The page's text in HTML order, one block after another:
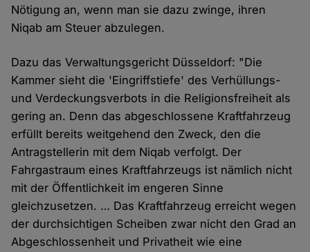
Nötigung an, wenn man sie dazu zwinge, ihren
Niqab am Steuer abzulegen.
Dazu das Verwaltungsgericht Düsseldorf: "Die
Kammer sieht die 'Eingriffstiefe' des Verhüllungs-
und Verdeckungsverbots in die Religionsfreiheit als
gering an. Denn das abgeschlossene Kraftfahrzeug
erfüllt bereits weitgehend den Zweck, den die
Antragstellerin mit dem Niqab verfolgt. Der
Fahrgastraum eines Kraftfahrzeugs ist nämlich nicht
mit der Öffentlichkeit im engeren Sinne
gleichzusetzen. … Das Kraftfahrzeug erreicht wegen
der durchsichtigen Scheiben zwar nicht den Grad an
Abgeschlossenheit und Privatheit wie eine